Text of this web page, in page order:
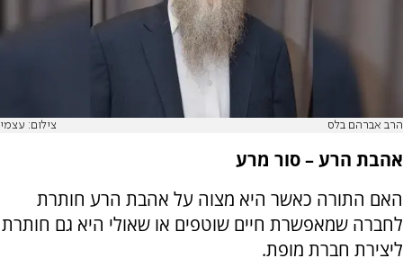
הרב אברהם בלס צילום: עצמי
אהבת הרע – סור מרע
האם התורה כאשר היא מצוה על אהבת הרע חותרת
לחברה שמאפשרת חיים שוטפים או שאולי היא גם חותרת
ליצירת חברת מופת.